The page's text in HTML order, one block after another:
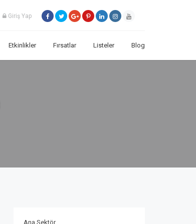
Giriş Yap
Etkinlikler Fırsatlar Listeler Blog
Ana Sektör